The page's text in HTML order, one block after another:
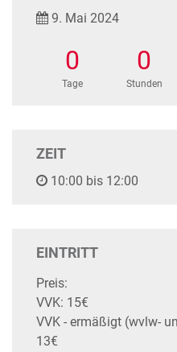
9. Mai 2024
0
Tage
0
Stunden
ZEIT
10:00 bis 12:00
EINTRITT
Preis:
VVK: 15€
VVK - ermäßigt (wvlw-
13€